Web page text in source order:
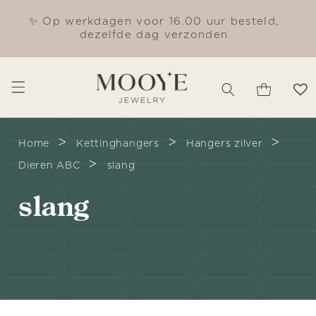
naar de
✨ Op werkdagen voor 16.00 uur besteld,
dezelfde dag verzonden
Winkelwagen
Home > Kettinghangers > Hangers zilver >
Dieren ABC > slang
C
slang